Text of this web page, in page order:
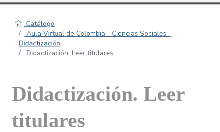
Catálogo
Aula Virtual de Colombia - Ciencias Sociales -
Didactización
Didactización. Leer titulares
Didactización. Leer
titulares